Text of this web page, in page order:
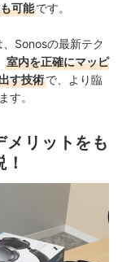
可能です。
Sonosの最新テク
室内を正確にマッピ
す技術で、より臨
す。
メリットをも